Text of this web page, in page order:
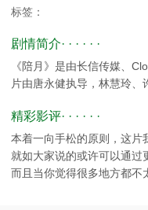
标签：
剧情简介· · · · · ·
《陪月》是由长信传媒、
片由唐永健执导，林慧玲、
精彩影评· · · · · ·
本着一向手松的原则，这片
就如大家说的或许可以通过
而且当你觉得很多地方都不